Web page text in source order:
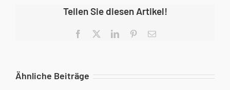
Teilen Sie diesen Artikel!
Facebook LinkedInPinterest
E-
Ähnliche Beiträge